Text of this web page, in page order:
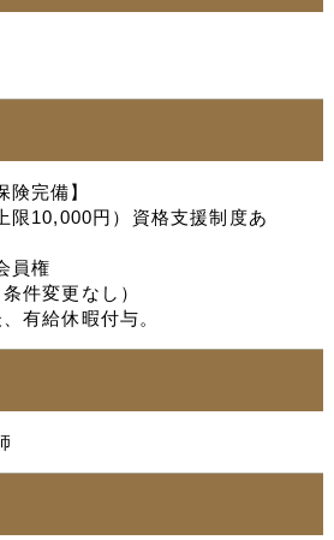
険完備】
限10,000円）資格支援制度あ
員権
件変更なし）
有給休暇付与。